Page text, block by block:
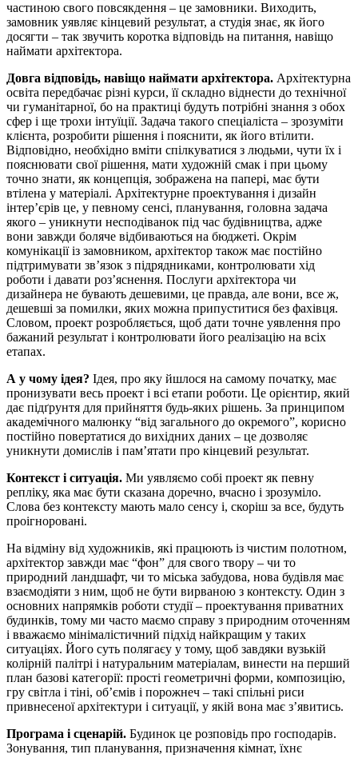
частиною свого повсякдення – це замовники. Виходить,
замовник уявляє кінцевий результат, а студія знає, як його
досягти – так звучить коротка відповідь на питання, навіщо
наймати архітектора.
Довга відповідь, навіщо наймати архітектора. Архітектурна
освіта передбачає різні курси, її складно віднести до технічної
чи гуманітарної, бо на практиці будуть потрібні знання з обох
сфер і ще трохи інтуїції. Задача такого спеціаліста – зрозуміти
клієнта, розробити рішення і пояснити, як його втілити.
Відповідно, необхідно вміти спілкуватися з людьми, чути їх і
пояснювати свої рішення, мати художній смак і при цьому
точно знати, як концепція, зображена на папері, має бути
втілена у матеріалі. Архітектурне проектування і дизайн
інтер’єрів це, у певному сенсі, планування, головна задача
якого – уникнути несподіванок під час будівництва, адже
вони завжди боляче відбиваються на бюджеті. Окрім
комунікації із замовником, архітектор також має постійно
підтримувати зв’язок з підрядниками, контролювати хід
роботи і давати роз’яснення. Послуги архітектора чи
дизайнера не бувають дешевими, це правда, але вони, все ж,
дешевші за помилки, яких можна припуститися без фахівця.
Словом, проект розробляється, щоб дати точне уявлення про
бажаний результат і контролювати його реалізацію на всіх
етапах.
А у чому ідея? Ідея, про яку йшлося на самому початку, має
пронизувати весь проект і всі етапи роботи. Це орієнтир, який
дає підґрунтя для прийняття будь-яких рішень. За принципом
академічного малюнку “від загального до окремого”, корисно
постійно повертатися до вихідних даних – це дозволяє
уникнути домислів і пам’ятати про кінцевий результат.
Контекст і ситуація. Ми уявляємо собі проект як певну
репліку, яка має бути сказана доречно, вчасно і зрозуміло.
Слова без контексту мають мало сенсу і, скоріш за все, будуть
проігноровані.
На відміну від художників, які працюють із чистим полотном,
архітектор завжди має “фон” для свого твору – чи то
природний ландшафт, чи то міська забудова, нова будівля має
взаємодіяти з ним, щоб не бути вирваною з контексту. Один з
основних напрямків роботи студії – проектування приватних
будинків, тому ми часто маємо справу з природним оточенням
і вважаємо мінімалістичний підхід найкращим у таких
ситуаціях. Його суть полягаєу у тому, щоб завдяки вузькій
колірній палітрі і натуральним матеріалам, винести на перший
план базові категорії: прості геометричні форми, композицію,
гру світла і тіні, об’ємів і порожнеч – такі спільні риси
привнесеної архітектури і ситуації, у якій вона має з’явитись.
Програма і сценарій. Будинок це розповідь про господарів.
Зонування, тип планування, призначення кімнат, їхнє